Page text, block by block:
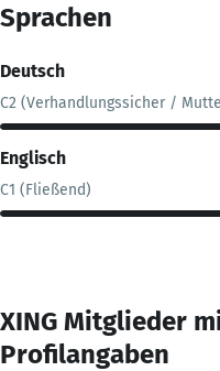
Sprachen
Deutsch
C2 (Verhandlungssicher /
Englisch
C1 (Fließend)
XING Mitglieder
Profilangaben